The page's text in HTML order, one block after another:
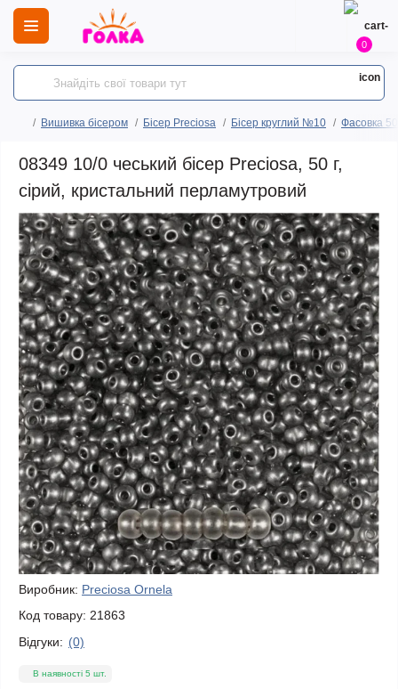
0
Вишивка бісером Бісер Preciosa Бісер круглий №10 Фасовка
08349 10/0 чеський бісер Preciosa, 50 г,
сірий, кристальний перламутровий
Виробник: Preciosa Ornela
Код товару: 21863
Відгуки: (0)
В наявності 5 шт.